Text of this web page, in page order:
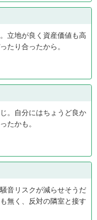
立地が良く資産価値も高
たり合ったから。
。自分にはちょうど良か
たかも。
音リスクが減らせそうだ
無く、反対の隣室と接す